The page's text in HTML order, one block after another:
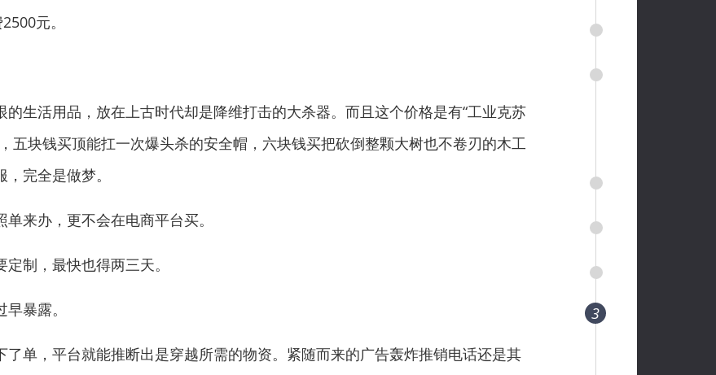
元。
活用品，放在上古时代却是降维打击的大杀器。而且这个价格是有“工业克苏
五块钱买顶能扛一次爆头杀的安全帽，六块钱买把砍倒整颗大树也不卷刃的木工
完全是做梦。
来办，更不会在电商平台买。
制，最快也得两三天。
暴露。 3
单，平台就能推断出是穿越所需的物资。紧随而来的广告轰炸推销电话还是其